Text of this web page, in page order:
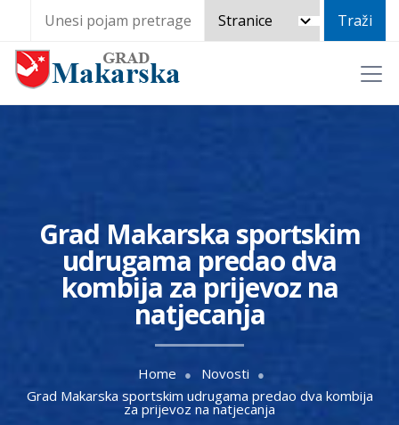
Grad Makarska sportskim
udrugama predao dva
kombija za prijevoz na
natjecanja
Home
Novosti
Grad Makarska sportskim udrugama predao dva kombija
za prijevoz na natjecanja